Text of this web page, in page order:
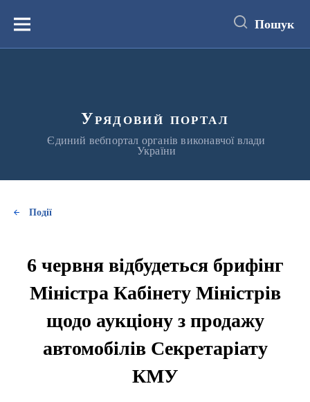
вмістуМеню Пошук
Урядовий портал
Єдиний вебпортал органів виконавчої влади
України
Події
6 червня відбудеться брифінг
Міністра Кабінету Міністрів
щодо аукціону з продажу
автомобілів Секретаріату
КМУ